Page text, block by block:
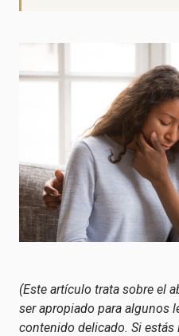
(Este artículo trata sobre el
ser apropiado para algunos
contenido delicado. Si